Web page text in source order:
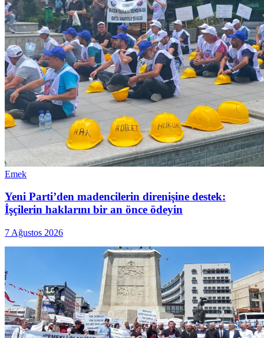
Emek
Yeni Parti’den madencilerin direnişine destek:
İşçilerin haklarını bir an önce ödeyin
7 Ağustos 2026